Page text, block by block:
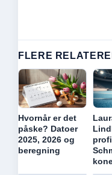
FLERE
Hvornår er det
påske? Datoer
2025, 2026 og
beregning